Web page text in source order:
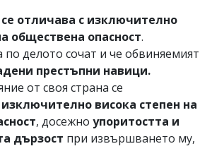
отличава с изключително
обществена опасност.
по делото сочат и че обвиняемият
престъпни навици.
от своя страна се
изключително висока степен на
, досежно упоритостта и
дързост при извършването му,